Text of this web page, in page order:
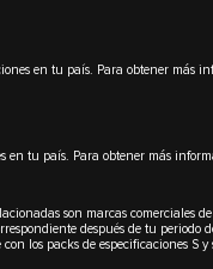
en tu país. Para obtener más
en tu país. Para obtener más
son marcas comerciales
después de tu
los packs de especificaciones S y